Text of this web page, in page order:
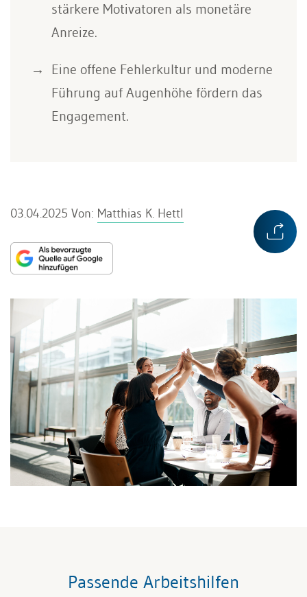
stärkere Motivatoren als monetäre
Anreize.
Eine offene Fehlerkultur und moderne
Führung auf Augenhöhe fördern das
Engagement.
03.04.2025 Von: Matthias K. Hettl
Passende Arbeitshilfen